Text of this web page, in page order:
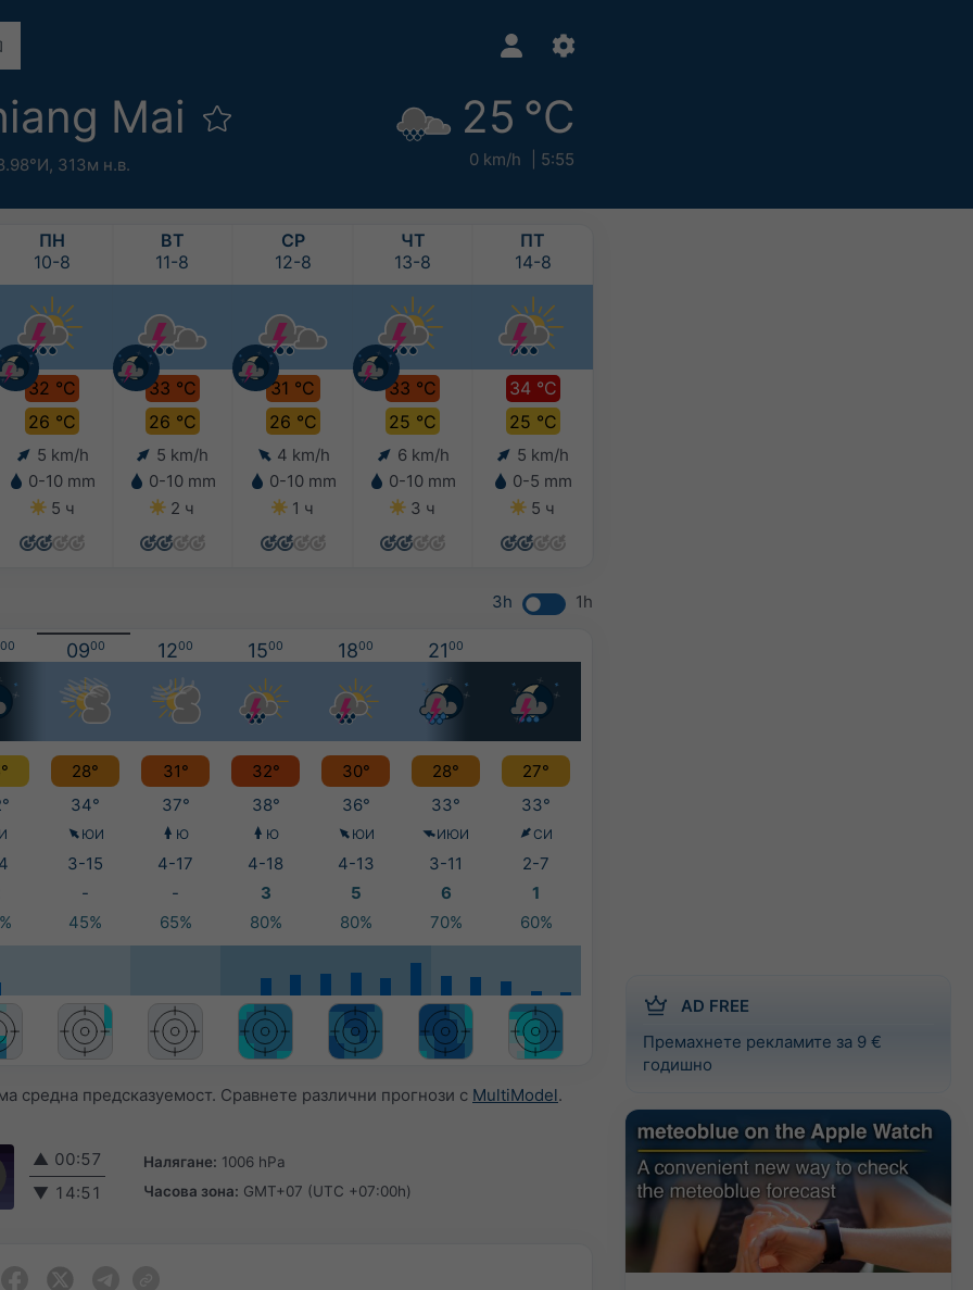
Mai
313м н.в.
25 °C
0 km/h 5:55
AD FREE
Премахнете рекламите за 9 €
годишно
ПН
10-8
32 °C
26 °C
5 km/h
0-10 mm
5 ч
ВТ
11-8
33 °C
26 °C
5 km/h
0-10 mm
2 ч
СР
12-8
31 °C
26 °C
4 km/h
0-10 mm
1 ч
ЧТ
13-8
33 °C
25 °C
6 km/h
0-10 mm
3 ч
ПТ
14-8
34 °C
25 °C
5 km/h
0-5 mm
5 ч
3h 1h
00 0900 1200 1500 1800 2100
28° 31° 32° 30° 28°
27°
34° 37° 38° 36° 33° 33°
И ЮИ Ю Ю ЮИ ИЮИ СИ
3-15 4-17 4-18 4-13 3-11
2-7
- - 3 5 6
1
45% 65% 80% 80% 70% 60%
средна предсказуемост. Сравнете различни прогнози с MultiModel.
▲ 00:57
▼ 14:51
Налягане: 1006 hPa
Часова зона: GMT+07 (UTC +07:00h)